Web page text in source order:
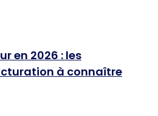
en 2026 : les
à connaître